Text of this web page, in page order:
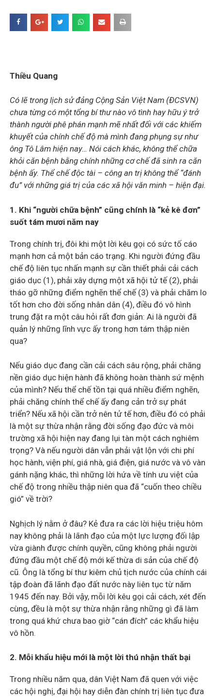
Thiều Quang
Có lẽ trong lịch sử đảng Cộng Sản Việt Nam (ĐCSVN)
chưa từng có một tổng bí thư nào vô tình hay hữu ý trở
thành người phê phán mạnh mẽ nhất đối với các khiếm
khuyết của chính chế độ mà mình đang phụng sự như
ông Tô Lâm hiện nay… Nói cách khác, không thể chữa
khỏi căn bệnh bằng chính những cơ chế đã sinh ra căn
bệnh ấy. Thể chế độc tài – công an trị không thể “đánh
đu” với những giá trị của các xã hội văn minh – hiện đại.
1. Khi “người chữa bệnh” cũng chính là “kẻ kê đơn”
suốt tám mươi năm nay
Trong chính trị, đôi khi một lời kêu gọi có sức tố cáo
mạnh hơn cả một bản cáo trạng. Khi người đứng đầu
chế độ liên tục nhấn mạnh sự cần thiết phải cải cách
giáo dục (1), phải xây dựng một xã hội tử tế (2), phải
tháo gỡ những điểm nghẽn thể chế (3) và phải chăm lo
tốt hơn cho đời sống nhân dân (4), điều đó vô hình
trung đặt ra một câu hỏi rất đơn giản: Ai là người đã
quản lý những lĩnh vực ấy trong hơn tám thập niên
qua?
Nếu giáo dục đang cần cải cách sâu rộng, phải chăng
nền giáo dục hiện hành đã không hoàn thành sứ mệnh
của mình? Nếu thể chế tồn tại quá nhiều điểm nghẽn,
phải chăng chính thể chế ấy đang cản trở sự phát
triển? Nếu xã hội cần trở nên tử tế hơn, điều đó có phải
là một sự thừa nhận rằng đời sống đạo đức và môi
trường xã hội hiện nay đang lụi tàn một cách nghiêm
trọng? Và nếu người dân vẫn phải vật lộn với chi phí
học hành, viện phí, giá nhà, giá điện, giá nước và vô vàn
gánh nặng khác, thì những lời hứa về tính ưu việt của
chế độ trong nhiều thập niên qua đã “cuốn theo chiều
gió” về trời?
Nghịch lý nằm ở đâu? Kẻ đưa ra các lời hiệu triệu hôm
nay không phải là lãnh đạo của một lực lượng đối lập
vừa giành được chính quyền, cũng không phải người
đứng đầu một chế độ mới kế thừa di sản của chế độ
cũ. Ông là tổng bí thư kiêm chủ tịch nước của chính cái
tập đoàn đã lãnh đạo đất nước này liên tục từ năm
1945 đến nay. Bởi vậy, mỗi lời kêu gọi cải cách, xét đến
cùng, đều là một sự thừa nhận rằng những gì đã làm
trong quá khứ chưa bao giờ “cán đích” các khẩu hiệu
vô hồn.
2. Mỗi khẩu hiệu mới là một lời thú nhận thất bại
Trong nhiều năm qua, dân Việt Nam đã quen với việc
các hội nghị, đại hội hay diễn đàn chính trị liên tục đưa